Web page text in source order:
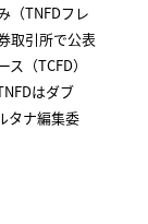
（TNFDフレ
取引所で公表
（TCFD）
はダブ
タナ編集委